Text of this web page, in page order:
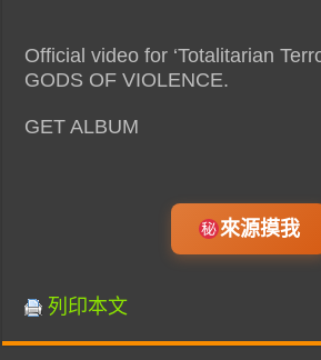
Official video for ‘Totalitarian
GODS OF VIOLENCE.
GET ALBUM
來源摸我
列印本文